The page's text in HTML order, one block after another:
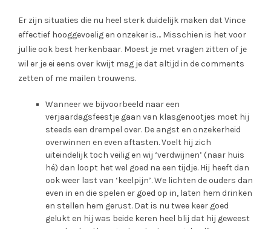
Er zijn situaties die nu heel sterk duidelijk maken dat Vince
effectief hooggevoelig en onzeker is… Misschien is het voor
jullie ook best herkenbaar. Moest je met vragen zitten of je
wil er je ei eens over kwijt mag je dat altijd in de comments
zetten of me mailen trouwens.
Wanneer we bijvoorbeeld naar een
verjaardagsfeestje gaan van klasgenootjes moet hij
steeds een drempel over. De angst en onzekerheid
overwinnen en even aftasten. Voelt hij zich
uiteindelijk toch veilig en wij ‘verdwijnen’ (naar huis
hé) dan loopt het wel goed na een tijdje. Hij heeft dan
ook weer last van ‘keelpijn’. We lichten de ouders dan
even in en die spelen er goed op in, laten hem drinken
en stellen hem gerust. Dat is nu twee keer goed
gelukt en hij was beide keren heel blij dat hij geweest